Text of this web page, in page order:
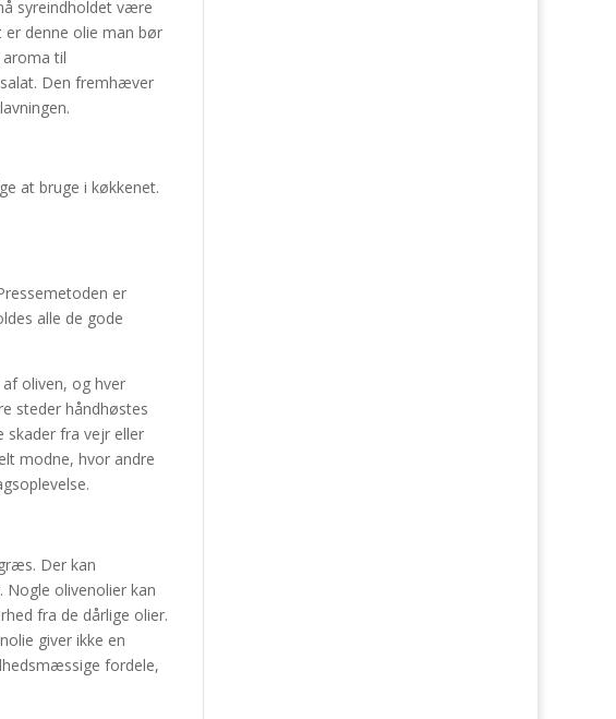
syreindholdet være
er denne olie man bør
til
Den fremhæver
at bruge i køkkenet.
er
alle de gode
oliven, og hver
steder håndhøstes
skader fra vejr eller
modne, hvor andre
Der kan
olivenolier kan
fra de dårlige olier.
giver ikke en
fordele,